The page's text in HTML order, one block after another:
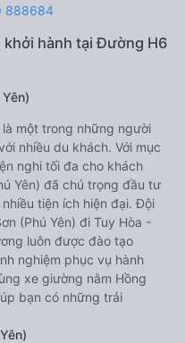
888684
khởi hành tại Đường H6
là một trong những người
nhiều du khách. Với mục
nghi tối đa cho khách
Yên) đã chú trọng đầu tư
tiện ích hiện đại. Đội
(Phú Yên) đi Tuy Hòa -
luôn được đào tạo
nghiệm phục vụ hành
xe giường nằm Hồng
bạn có những trải